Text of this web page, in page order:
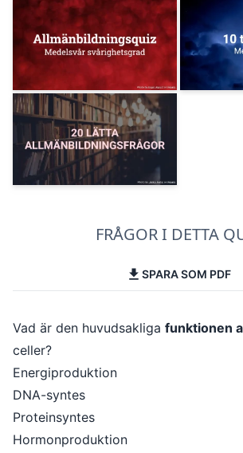
FRÅGOR I DETTA
SPARA SOM PDF
Vad är den huvudsakliga funktionen
celler?
Energiproduktion
DNA-syntes
Proteinsyntes
Hormonproduktion